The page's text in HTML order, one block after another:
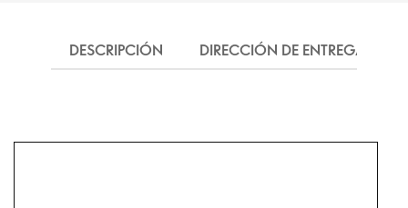
DESCRIPCIÓN DIRECCIÓN DE ENTREGA